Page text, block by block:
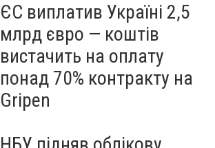
ЄС виплатив Україні 2,5
млрд євро — коштів
вистачить на оплату
понад 70% контракту на
Gripen